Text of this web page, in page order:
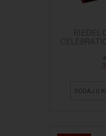
RIEDEL
DODAJ U